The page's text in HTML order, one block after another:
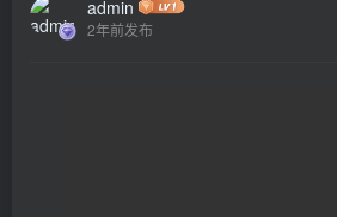
admin
2年前发布